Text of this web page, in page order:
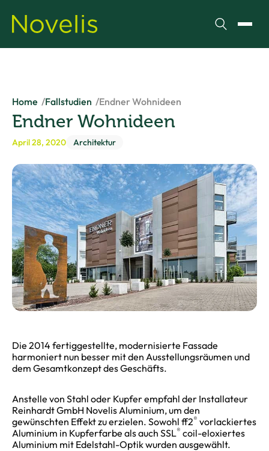
Suchen
Home Fallstudien Endner Wohnideen
Endner Wohnideen
April 28, 2020 Architektur
Die 2014 fertiggestellte, modernisierte Fassade
harmoniert nun besser mit den Ausstellungsräumen und
dem Gesamtkonzept des Geschäfts.
Anstelle von Stahl oder Kupfer empfahl der Installateur
Reinhardt GmbH Novelis Aluminium, um den
gewünschten Effekt zu erzielen. Sowohl ff2® vorlackiertes
Aluminium in Kupferfarbe als auch SSL® coil-eloxiertes
Aluminium mit Edelstahl-Optik wurden ausgewählt.